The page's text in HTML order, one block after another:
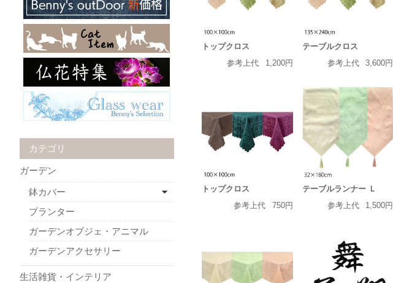
トップクロス
参考上代
1,200円
テーブルクロス
参考上代
3,600円
トップクロス
参考上代
750円
テーブルランナー Ｌ
参考上代
1,500円
カテゴリ
ガーデン
鉢カバー
プランター
ガーデンオブジェ・アニマル
ガーデンアクセサリー
生活雑貨・インテリア